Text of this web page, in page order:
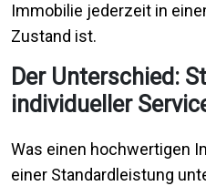
Immobilie jederzeit in
Zustand ist.
Der Unterschied:
individueller
Was einen hochwertigen
einer Standardleistung